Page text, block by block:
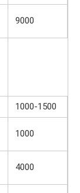
9000
1000-1500
1000
4000